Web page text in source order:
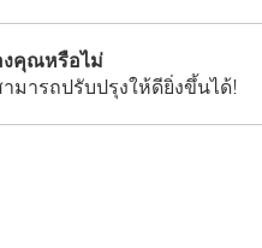
คุณหรือไม่
ามารถปรับปรุงให้ดียิ่งขึ้นได้!